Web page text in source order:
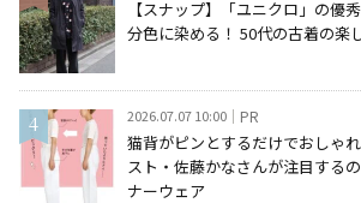
【スナップ】「ユニクロ」の優
分色に染める！ 50代の古着の楽
2026.07.07 10:00 PR
猫背がピンとするだけでおしゃ
スト・佐藤かなさんが注目する
ナーウェア